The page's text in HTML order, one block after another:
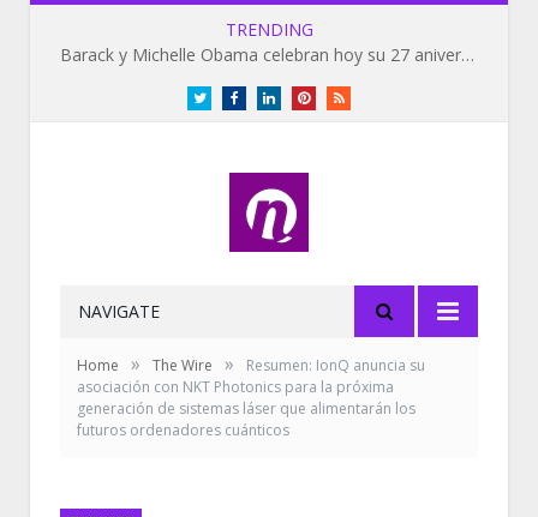
TRENDING
Barack y Michelle Obama celebran hoy su 27 aniversario de bodas
TwitterFacebookLinkedInPinterestRSS
NAVIGATE
Home » The Wire »
Resumen: IonQ anuncia su
asociación con NKT Photonics para la próxima
generación de sistemas láser que alimentarán los
futuros ordenadores cuánticos